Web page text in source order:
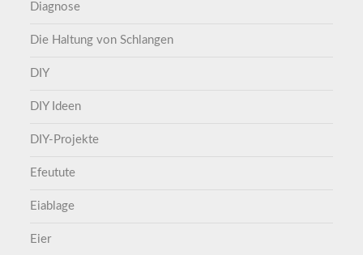
Diagnose
Die Haltung von Schlangen
DIY
DIY Ideen
DIY-Projekte
Efeutute
Eiablage
Eier